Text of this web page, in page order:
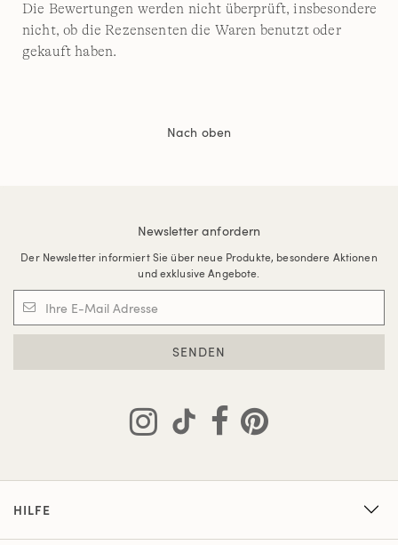
Die Bewertungen werden nicht überprüft, insbesondere
nicht, ob die Rezensenten die Waren benutzt oder
gekauft haben.
Nach oben
Newsletter anfordern
Der Newsletter informiert Sie über neue Produkte, besondere Aktionen
und exklusive Angebote.
SENDEN
HILFE